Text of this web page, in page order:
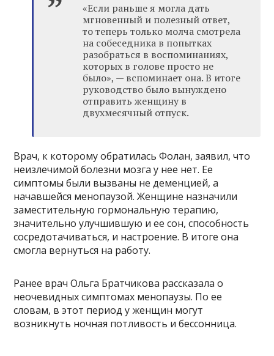
«Если раньше я могла дать
мгновенный и полезный ответ,
то теперь только молча смотрела
на собеседника в попытках
разобраться в воспоминаниях,
которых в голове просто не
было», — вспоминает она. В итоге
руководство было вынуждено
отправить женщину в
двухмесячный отпуск.
Врач, к которому обратилась Фолан, заявил, что
неизлечимой болезни мозга у нее нет. Ее
симптомы были вызваны не деменцией, а
начавшейся менопаузой. Женщине назначили
заместительную гормональную терапию,
значительно улучшившую и ее сон, способность
сосредотачиваться, и настроение. В итоге она
смогла вернуться на работу.
Ранее врач Ольга Братчикова рассказала о
неочевидных симптомах менопаузы. По ее
словам, в этот период у женщин могут
возникнуть ночная потливость и бессонница.